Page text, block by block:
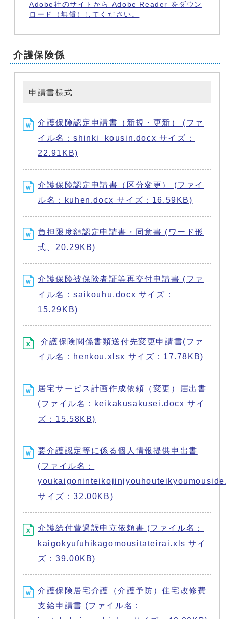
Adobe社のサイトから Adobe Reader をダウン
ロード（無償）してください。
介護保険係
申請書様式
介護保険認定申請書（新規・更新） (ファ
イル名：shinki_kousin.docx サイズ：
22.91KB)
介護保険認定申請書（区分変更） (ファイ
ル名：kuhen.docx サイズ：16.59KB)
負担限度額認定申請書・同意書 (ワード形
式、20.29KB)
介護保険被保険者証等再交付申請書 (ファ
イル名：saikouhu.docx サイズ：
15.29KB)
介護保険関係書類送付先変更申請書(ファ
イル名：henkou.xlsx サイズ：17.78KB)
居宅サービス計画作成依頼（変更）届出書
(ファイル名：keikakusakusei.docx サイ
ズ：15.58KB)
要介護認定等に係る個人情報提供申出書
(ファイル名：
サイズ：32.00KB)
介護給付費過誤申立依頼書 (ファイル名：
kaigokyufuhikagomousitateirai.xls サイ
ズ：39.00KB)
介護保険居宅介護（介護予防）住宅改修費
支給申請書 (ファイル名：